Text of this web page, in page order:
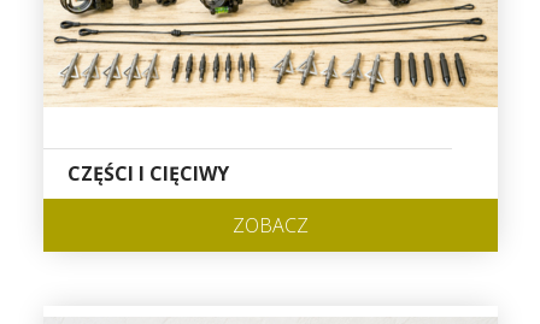
CZĘŚCI I CIĘCIWY
ZOBACZ